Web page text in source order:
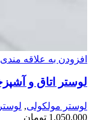
افزودن به علاقه مندی
لوستر اتاق و
لوستر مولکولی,
1,050,000 تومان